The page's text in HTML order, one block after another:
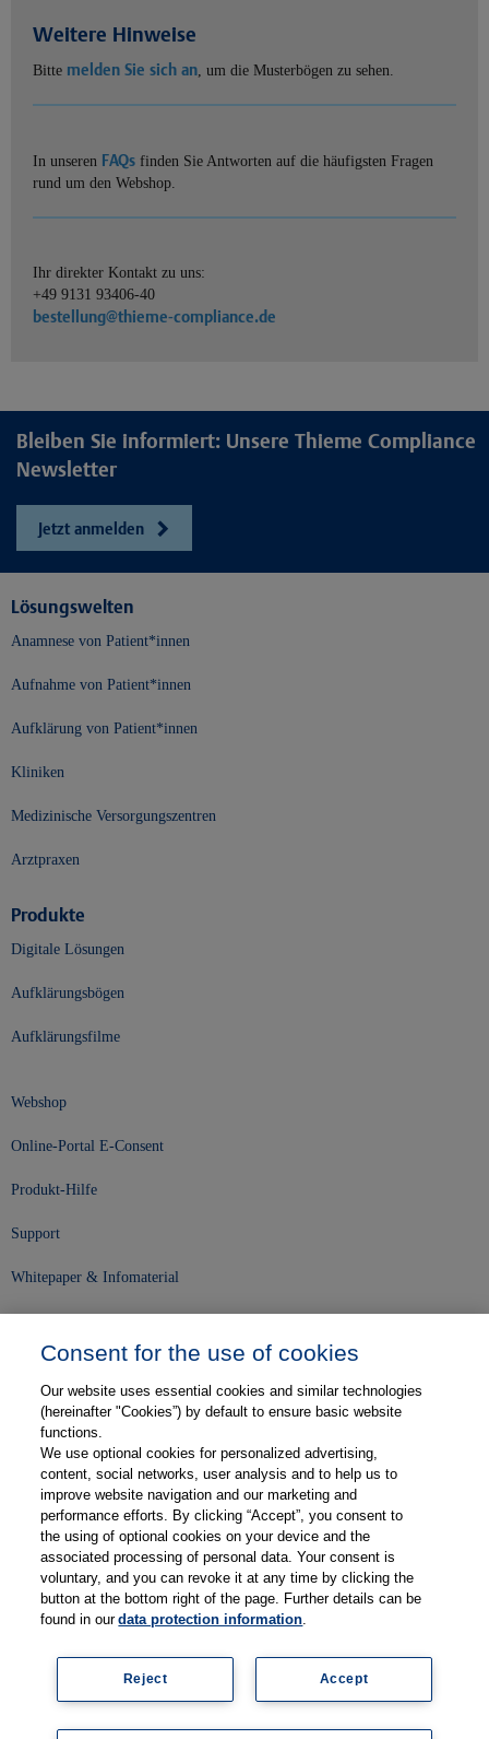
Weitere Hinweise
Bitte melden Sie sich an, um die Musterbögen zu sehen.
In unseren FAQs finden Sie Antworten auf die häufigsten Fragen
rund um den Webshop.
Ihr direkter Kontakt zu uns:
+49 9131 93406-40
bestellung@thieme-compliance.de
Bleiben Sie informiert: Unsere Thieme Compliance
Newsletter
Jetzt anmelden
Lösungswelten
Anamnese von Patient*innen
Aufnahme von Patient*innen
Aufklärung von Patient*innen
Kliniken
Medizinische Versorgungszentren
Arztpraxen
Produkte
Digitale Lösungen
Aufklärungsbögen
Aufklärungsfilme
Webshop
Online-Portal E-Consent
Produkt-Hilfe
Support
Whitepaper & Infomaterial
Karriere
Kontakt
Web-Semniare
Anwenderberichte
Partner
Impressum Datenschutz Kontakt AGB
Consent for the use of cookies
Our website uses essential cookies and similar technologies
(hereinafter "Cookies”) by default to ensure basic website
functions.
We use optional cookies for personalized advertising,
content, social networks, user analysis and to help us to
improve website navigation and our marketing and
performance efforts. By clicking “Accept”, you consent to
the using of optional cookies on your device and the
associated processing of personal data. Your consent is
voluntary, and you can revoke it at any time by clicking the
button at the bottom right of the page. Further details can be
found in ourdata protection information.
Accept
Reject